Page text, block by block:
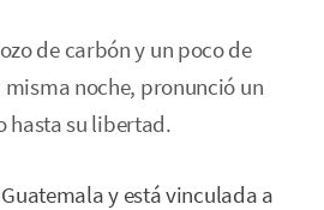
de carbón y un poco de
noche, pronunció un
hasta su libertad.
y está vinculada a